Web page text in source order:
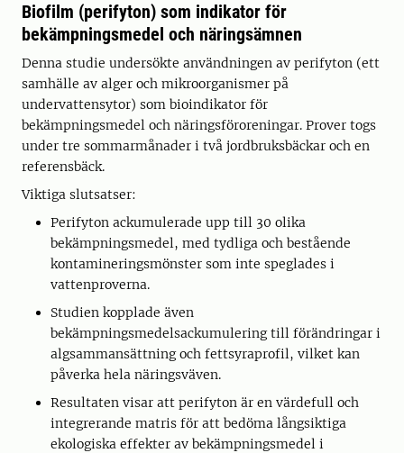
Biofilm (perifyton) som indikator för
bekämpningsmedel och näringsämnen
Denna studie undersökte användningen av perifyton (ett
samhälle av alger och mikroorganismer på
undervattensytor) som bioindikator för
bekämpningsmedel och näringsföroreningar. Prover togs
under tre sommarmånader i två jordbruksbäckar och en
referensbäck.
Viktiga slutsatser:
Perifyton ackumulerade upp till 30 olika
bekämpningsmedel, med tydliga och bestående
kontamineringsmönster som inte speglades i
vattenproverna.
Studien kopplade även
bekämpningsmedelsackumulering till förändringar i
algsammansättning och fettsyraprofil, vilket kan
påverka hela näringsväven.
Resultaten visar att perifyton är en värdefull och
integrerande matris för att bedöma långsiktiga
ekologiska effekter av bekämpningsmedel i